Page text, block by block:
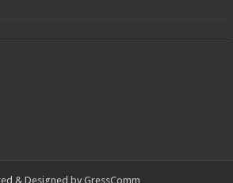
& Designed by GressComm